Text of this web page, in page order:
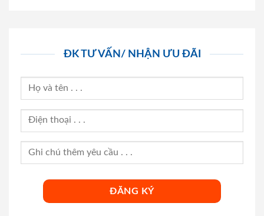
ĐK TƯ VẤN/ NHẬN ƯU ĐÃI